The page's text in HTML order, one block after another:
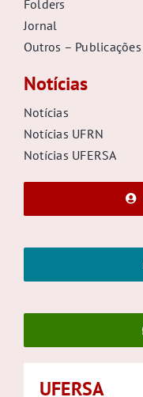
Folders
Jornal
Outros – Publicações
Notícias
Notícias
Notícias UFRN
Notícias UFERSA
UFERSA